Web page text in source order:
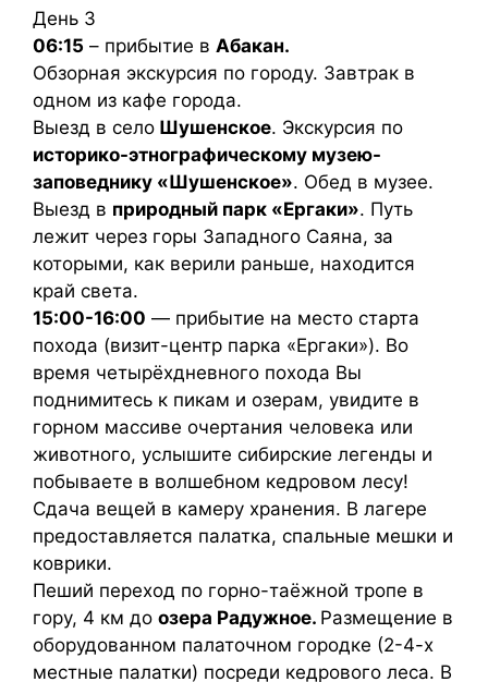
День 3
06:15 – прибытие в Абакан.
Обзорная экскурсия по городу. Завтрак в
одном из кафе города.
Выезд в село Шушенское. Экскурсия по
историко-этнографическому музею-
заповеднику «Шушенское». Обед в музее.
Выезд в природный парк «Ергаки». Путь
лежит через горы Западного Саяна, за
которыми, как верили раньше, находится
край света.
15:00-16:00 — прибытие на место старта
похода (визит-центр парка «Ергаки»). Во
время четырёхдневного похода Вы
поднимитесь к пикам и озерам, увидите в
горном массиве очертания человека или
животного, услышите сибирские легенды и
побываете в волшебном кедровом лесу!
Сдача вещей в камеру хранения. В лагере
предоставляется палатка, спальные мешки и
коврики.
Пеший переход по горно-таёжной тропе в
гору, 4 км до озера Радужное. Размещение в
оборудованном палаточном городке (2-4-х
местные палатки) посреди кедрового леса. В